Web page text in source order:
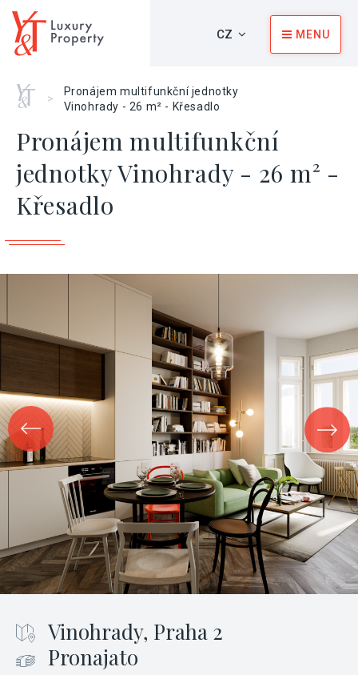
CZ MENU
Home
>
Pronájem multifunkční jednotky
Vinohrady - 26 m² - Křesadlo
Pronájem multifunkční
jednotky Vinohrady - 26 m² -
Křesadlo
Vinohrady, Praha 2
Pronajato